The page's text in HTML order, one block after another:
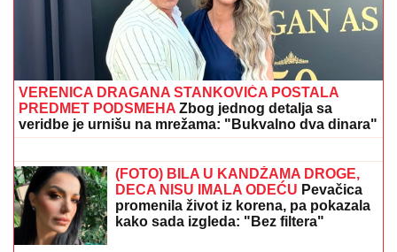
VERENICA DRAGANA STANKOVIĆA POSTALA
PREDMET PODSMEHA Zbog jednog detalja sa
veridbe je urnišu na mrežama: "Bukvalno dva dinara"
NIŠTA NIJE BILO"Goran Ratković
Rale se oglasio nakon što je Ana
pretila Slobinoj ženi: "Našao sam se
između prijatelja i žene koju volim
najviše na svetu!"